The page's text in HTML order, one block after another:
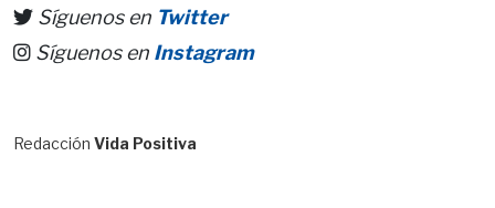
Síguenos en Twitter
Síguenos en Instagram
Redacción Vida Positiva